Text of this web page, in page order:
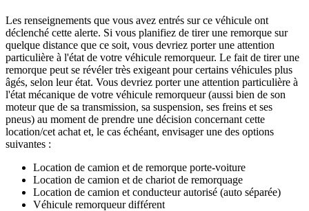
Les renseignements que vous avez entrés sur ce véhicule ont
déclenché cette alerte. Si vous planifiez de tirer une remorque sur
quelque distance que ce soit, vous devriez porter une attention
particulière à l'état de votre véhicule remorqueur. Le fait de tirer une
remorque peut se révéler très exigeant pour certains véhicules plus
âgés, selon leur état. Vous devriez porter une attention particulière à
l'état mécanique de votre véhicule remorqueur (aussi bien de son
moteur que de sa transmission, sa suspension, ses freins et ses
pneus) au moment de prendre une décision concernant cette
location/cet achat et, le cas échéant, envisager une des options
suivantes :
Location de camion et de remorque porte-voiture
Location de camion et de chariot de remorquage
Location de camion et conducteur autorisé (auto séparée)
Véhicule remorqueur différent